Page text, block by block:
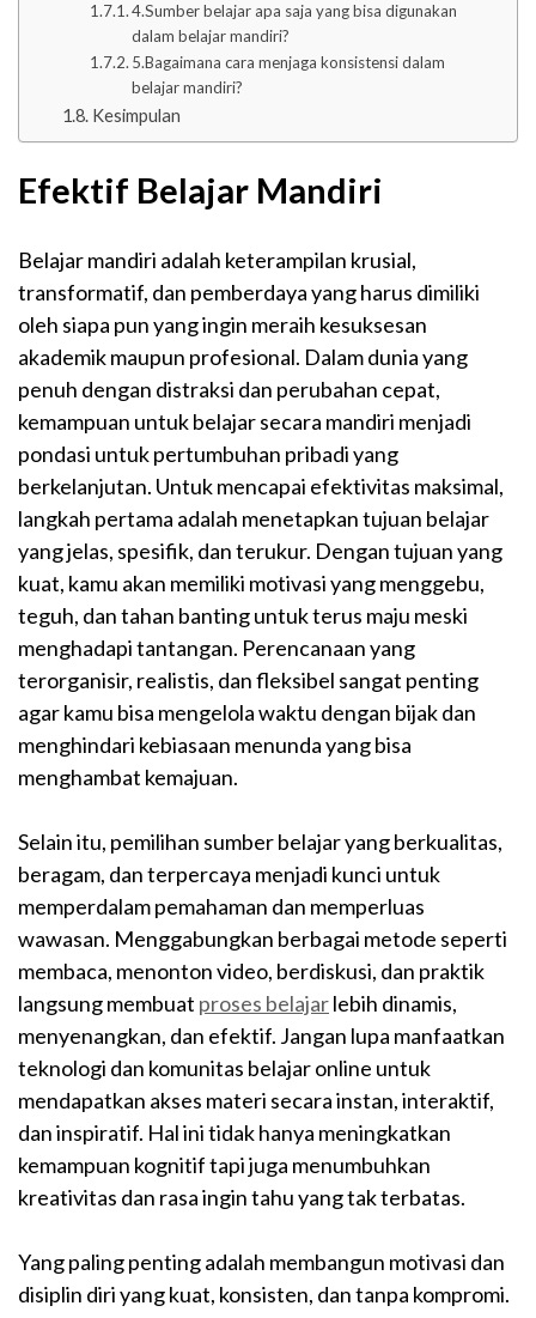
4.Sumber belajar apa saja yang bisa digunakan
dalam belajar mandiri?
5.Bagaimana cara menjaga konsistensi dalam
belajar mandiri?
Kesimpulan
Efektif Belajar Mandiri
Belajar mandiri adalah keterampilan krusial,
transformatif, dan pemberdaya yang harus dimiliki
oleh siapa pun yang ingin meraih kesuksesan
akademik maupun profesional. Dalam dunia yang
penuh dengan distraksi dan perubahan cepat,
kemampuan untuk belajar secara mandiri menjadi
pondasi untuk pertumbuhan pribadi yang
berkelanjutan. Untuk mencapai efektivitas maksimal,
langkah pertama adalah menetapkan tujuan belajar
yang jelas, spesifik, dan terukur. Dengan tujuan yang
kuat, kamu akan memiliki motivasi yang menggebu,
teguh, dan tahan banting untuk terus maju meski
menghadapi tantangan. Perencanaan yang
terorganisir, realistis, dan fleksibel sangat penting
agar kamu bisa mengelola waktu dengan bijak dan
menghindari kebiasaan menunda yang bisa
menghambat kemajuan.
Selain itu, pemilihan sumber belajar yang berkualitas,
beragam, dan terpercaya menjadi kunci untuk
memperdalam pemahaman dan memperluas
wawasan. Menggabungkan berbagai metode seperti
membaca, menonton video, berdiskusi, dan praktik
langsung membuat proses belajarlebih dinamis,
menyenangkan, dan efektif. Jangan lupa manfaatkan
teknologi dan komunitas belajar online untuk
mendapatkan akses materi secara instan, interaktif,
dan inspiratif. Hal ini tidak hanya meningkatkan
kemampuan kognitif tapi juga menumbuhkan
kreativitas dan rasa ingin tahu yang tak terbatas.
Yang paling penting adalah membangun motivasi dan
disiplin diri yang kuat, konsisten, dan tanpa kompromi.